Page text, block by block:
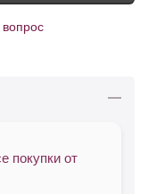
вопрос
покупки от